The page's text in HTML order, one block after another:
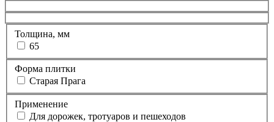
Толщина, мм
65
Форма плитки
Старая Прага
Применение
Для дорожек, тротуаров и пешеходов